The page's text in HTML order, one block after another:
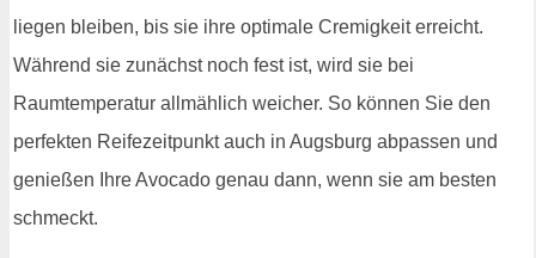
liegen bleiben, bis sie ihre optimale Cremigkeit erreicht.
Während sie zunächst noch fest ist, wird sie bei
Raumtemperatur allmählich weicher. So können Sie den
perfekten Reifezeitpunkt auch in Augsburg abpassen und
genießen Ihre Avocado genau dann, wenn sie am besten
schmeckt.